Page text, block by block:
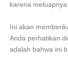
karena
Ini akan
Anda perhatikan
adalah bahwa ini